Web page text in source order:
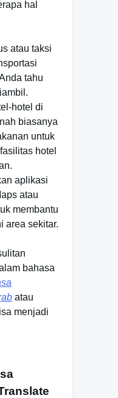
hal
atau taksi
tahu
hotel di
biasanya
untuk
hotel
aplikasi
atau
membantu
area sekitar.
bahasa
atau
menjadi